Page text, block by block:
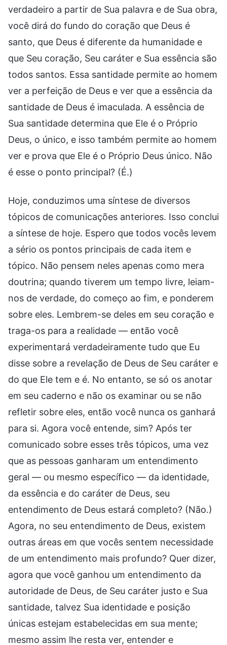
verdadeiro a partir de Sua palavra e de Sua obra,
você dirá do fundo do coração que Deus é
santo, que Deus é diferente da humanidade e
que Seu coração, Seu caráter e Sua essência são
todos santos. Essa santidade permite ao homem
ver a perfeição de Deus e ver que a essência da
santidade de Deus é imaculada. A essência de
Sua santidade determina que Ele é o Próprio
Deus, o único, e isso também permite ao homem
ver e prova que Ele é o Próprio Deus único. Não
é esse o ponto principal? (É.)
Hoje, conduzimos uma síntese de diversos
tópicos de comunicações anteriores. Isso conclui
a síntese de hoje. Espero que todos vocês levem
a sério os pontos principais de cada item e
tópico. Não pensem neles apenas como mera
doutrina; quando tiverem um tempo livre, leiam-
nos de verdade, do começo ao fim, e ponderem
sobre eles. Lembrem-se deles em seu coração e
traga-os para a realidade — então você
experimentará verdadeiramente tudo que Eu
disse sobre a revelação de Deus de Seu caráter e
do que Ele tem e é. No entanto, se só os anotar
em seu caderno e não os examinar ou se não
refletir sobre eles, então você nunca os ganhará
para si. Agora você entende, sim? Após ter
comunicado sobre esses três tópicos, uma vez
que as pessoas ganharam um entendimento
geral — ou mesmo específico — da identidade,
da essência e do caráter de Deus, seu
entendimento de Deus estará completo? (Não.)
Agora, no seu entendimento de Deus, existem
outras áreas em que vocês sentem necessidade
de um entendimento mais profundo? Quer dizer,
agora que você ganhou um entendimento da
autoridade de Deus, de Seu caráter justo e Sua
santidade, talvez Sua identidade e posição
únicas estejam estabelecidas em sua mente;
mesmo assim lhe resta ver, entender e